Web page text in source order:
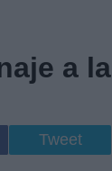
a la
Tweet